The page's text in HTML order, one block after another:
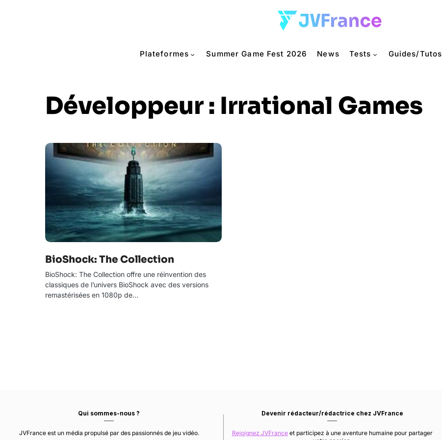
Plateformes Summer Game Fest 2026 News Tests Guides/Tutos
Développeur : Irrational Games
BioShock: The Collection
BioShock: The Collection offre une réinvention des
classiques de l’univers BioShock avec des versions
remastérisées en 1080p de…
Qui sommes-nous ?
JVFrance est un média propulsé par des passionnés de jeu vidéo.
Devenir rédacteur/rédactrice chez JVFrance
Rejoignez JVFranceet participez à une aventure humaine pour partager